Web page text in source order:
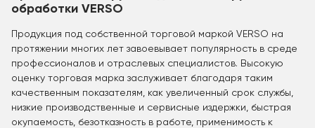
обработки VERSO
Продукция под собственной торговой маркой VERSO на
протяжении многих лет завоевывает популярность в среде
профессионалов и отраслевых специалистов. Высокую
оценку торговая марка заслуживает благодаря таким
качественным показателям, как увеличенный срок службы,
низкие производственные и сервисные издержки, быстрая
окупаемость, безотказность в работе, применимость к